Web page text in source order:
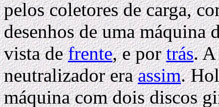
pelos coletores de carga,
desenhos de uma
vista defrente, e portrás.
neutralizador eraassim.
máquina com dois discos